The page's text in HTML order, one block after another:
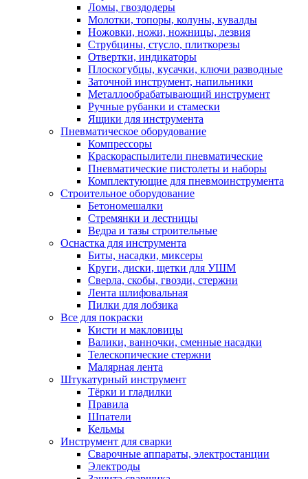
Ломы, гвоздодеры
Молотки, топоры, колуны, кувалды
Ножовки, ножи, ножницы, лезвия
Струбцины, стусло, плиткорезы
Отвертки, индикаторы
Плоскогубцы, кусачки, ключи разводные
Заточной инструмент, напильники
Металлообрабатывающий инструмент
Ручные рубанки и стамески
Ящики для инструмента
Пневматическое оборудование
Компрессоры
Краскораспылители пневматические
Пневматические пистолеты и наборы
Комплектующие для пневмоинструмента
Строительное оборудование
Бетономешалки
Стремянки и лестницы
Ведра и тазы строительные
Оснастка для инструмента
Биты, насадки, миксеры
Круги, диски, щетки для УШМ
Сверла, скобы, гвозди, стержни
Лента шлифовальная
Пилки для лобзика
Все для покраски
Кисти и макловицы
Валики, ванночки, сменные насадки
Телескопические стержни
Малярная лента
Штукатурный инструмент
Тёрки и гладилки
Правила
Шпатели
Кельмы
Инструмент для сварки
Сварочные аппараты, электростанции
Электроды